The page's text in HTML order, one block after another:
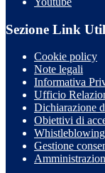
Sezione Link
Cookie policy
Note legali
Informativa
Ufficio
Dichiarazione
Obiettivi di
Whistleblowing
Gestione